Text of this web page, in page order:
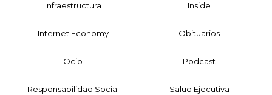
Infraestructura Inside
Internet Economy Obituarios
Ocio Podcast
Responsabilidad Social Salud Ejecutiva